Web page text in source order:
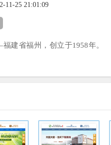
11-25 21:01:09
建省福州，创立于1958年。